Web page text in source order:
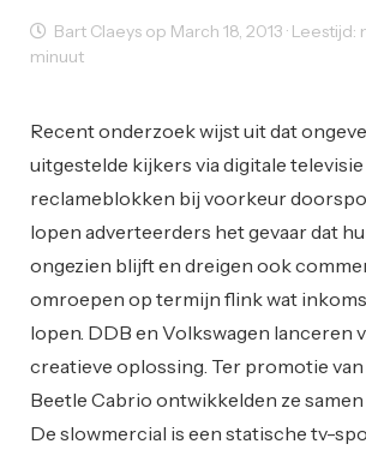
Bart Claeys op March 18, 2013 · Leestijd:
minuut
Recent onderzoek wijst uit dat
uitgestelde kijkers via digitale televisie
reclameblokken bij voorkeur
lopen adverteerders het gevaar dat
ongezien blijft en dreigen ook
omroepen op termijn flink wat
lopen. DDB en Volkswagen lanceren
creatieve oplossing. Ter promotie van
Beetle Cabrio ontwikkelden ze samen
De slowmercial is een statische tv-